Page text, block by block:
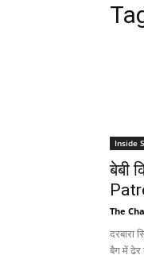
Inside
बेबी
The
दरबारा
बैग में ढेर